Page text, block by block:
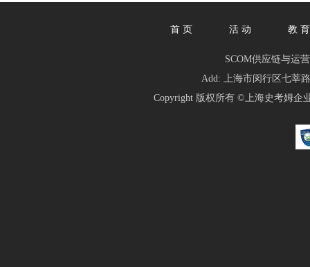
SCOM供应链与运
Add: 上海市闵行区七莘
Copyright 版权所有 ©上海史考姆企
首 页 活 动 教 育